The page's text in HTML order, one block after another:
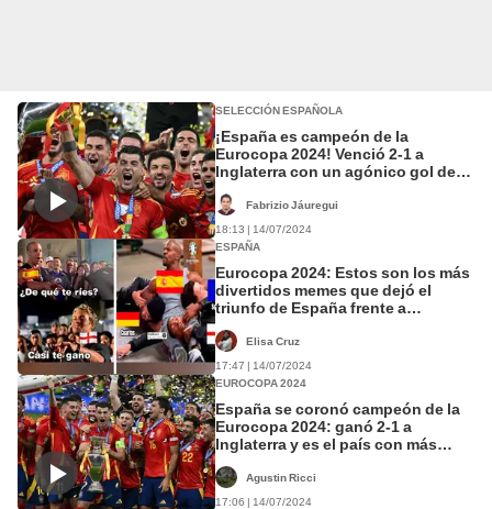
SELECCIÓN ESPAÑOLA
¡España es campeón de la
Eurocopa 2024! Venció 2-1 a
Inglaterra con un agónico gol de
Fabrizio Jáuregui
18:13 | 14/07/2024
ESPAÑA
Eurocopa 2024: Estos son los más
divertidos memes que dejó el
triunfo de España frente a
Elisa Cruz
17:47 | 14/07/2024
EUROCOPA 2024
España se coronó campeón de la
Eurocopa 2024: ganó 2-1 a
Inglaterra y es el país con más
Agustin Ricci
17:06 | 14/07/2024